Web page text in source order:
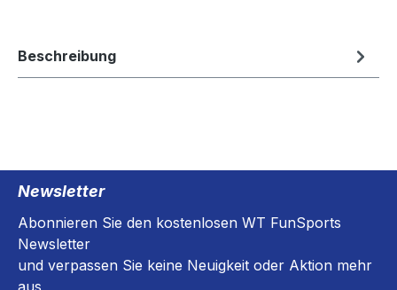
Beschreibung
Newsletter
Abonnieren Sie den kostenlosen WT FunSports
Newsletter
und verpassen Sie keine Neuigkeit oder Aktion mehr